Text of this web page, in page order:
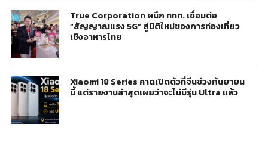
True Corporation ผนึก ททท. เชื่อมต่อ
“สัญญาณแรง 5G” สู่มิติใหม่ของการท่องเที่ยว
เชิงอาหารไทย
Xiaomi 18 Series คาดเปิดตัวที่จีนช่วงกันยายน
นี้ แต่รายงานล่าสุดเผยว่าจะไม่มีรุ่น Ultra แล้ว